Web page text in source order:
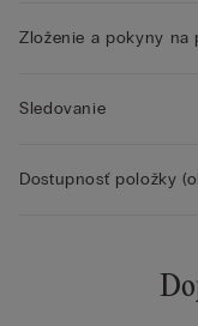
Zloženie a pokyny na
Sledovanie
Dostupnosť položky